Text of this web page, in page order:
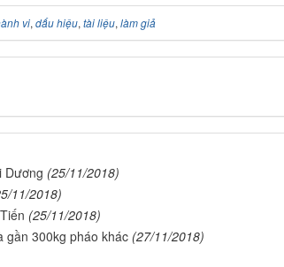
vi, dấu hiệu, tài liệu, làm giả
Dương (25/11/2018)
11/2018)
(25/11/2018)
gần 300kg pháo khác (27/11/2018)